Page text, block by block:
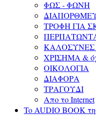
ΦΩΣ - ΦΩΝΗ
ΤΡΟΦΗ ΓΙΑ
ΧΡΙΣΗΜΑ &
ΟΙΚΟΛΟΓΙΑ
ΔΙΑΦΟΡΑ
ΤΡΑΓΟΥΔΙ
Απο το Internet
To AUDIO BOOK